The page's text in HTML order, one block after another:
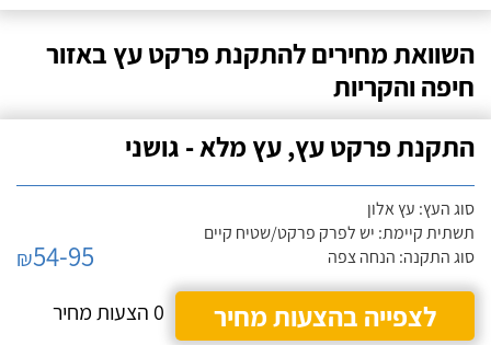
השוואת מחירים להתקנת פרקט עץ באזור
חיפה והקריות
התקנת פרקט עץ, עץ מלא - גושני
סוג העץ: עץ אלון
תשתית קיימת: יש לפרק פרקט/שטיח קיים
סוג התקנה: הנחה צפה
₪54-95
לצפייה בהצעות מחיר
0 הצעות מחיר